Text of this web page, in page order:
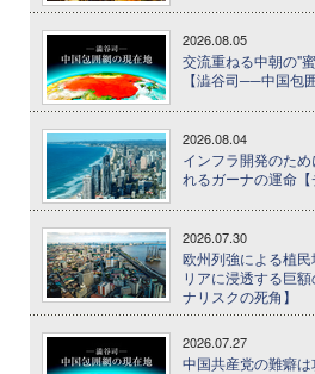
2026.08.05
交流重ねる中朝の"
【澁谷司──中国包
2026.08.04
インフラ開発のた
れるガーナの運命【
2026.07.30
欧州列強による植
リアに浸透する巨
ナリスクの死角】
2026.07.27
中国共産党の難癖